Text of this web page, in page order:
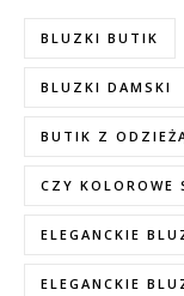
BLUZKI BUTIK
BLUZKI DAMSKI
BUTIK Z
CZY KOLOROWE
ELEGANCKIE
ELEGANCKIE